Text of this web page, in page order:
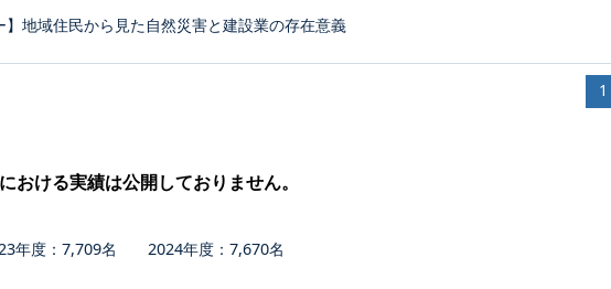
】地域住民から見た自然災害と建設業の存在意義
1
ける実績は公開しておりません。
度：7,709名 2024年度：7,670名